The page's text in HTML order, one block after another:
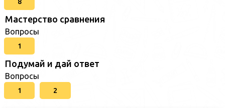
Мастерство сравнения
Вопросы
1
Подумай и дай ответ
Вопросы
1 2